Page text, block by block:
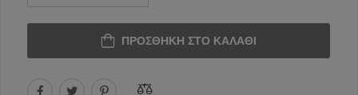
ΠΡΟΣΘΉΚΗ ΣΤΟ ΚΑΛΆΘΙ